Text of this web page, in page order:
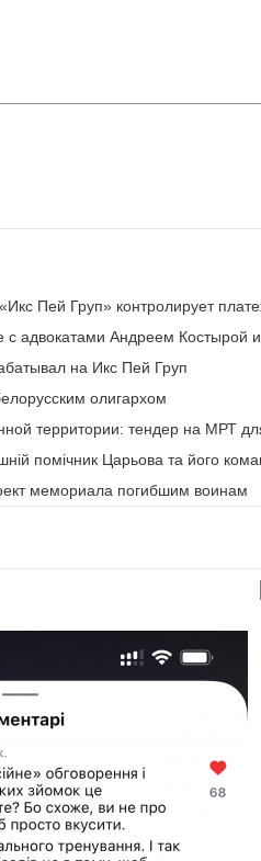
Пей Груп» контролирует
с адвокатами Андреем Костырой
на Икс Пей Груп
олигархом
территории: тендер на МРТ
помічник Царьова та його
мемориала погибшим воинам